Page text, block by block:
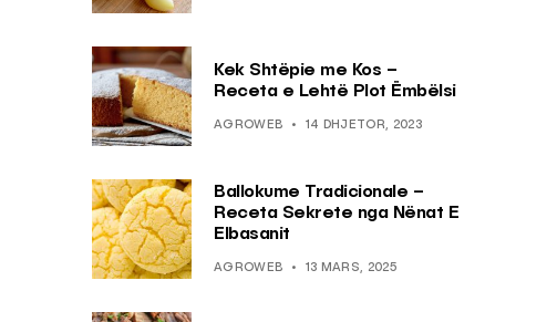
Kek Shtëpie me Kos –
Receta e Lehtë Plot Ëmbëlsi
AGROWEB 14 DHJETOR, 2023
Ballokume Tradicionale –
Receta Sekrete nga Nënat E
Elbasanit
AGROWEB 13 MARS, 2025